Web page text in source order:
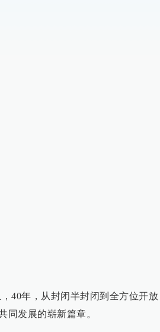
40年，从封闭半封闭到全方位开
同发展的崭新篇章。